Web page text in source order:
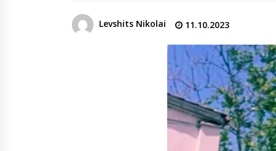
Грузию за одну неделю
02.08.2026
Российские СМИ и паблики
намеренно разгоняют тему
плохих отношений между
грузинами и русскими
02.08.2026
Любовь или продуманная акция
—сюжет Данилы и Ануки набрал
более 10 миллионов просмотров
за несколько дней
Levshits Nikolai 11.10.2023